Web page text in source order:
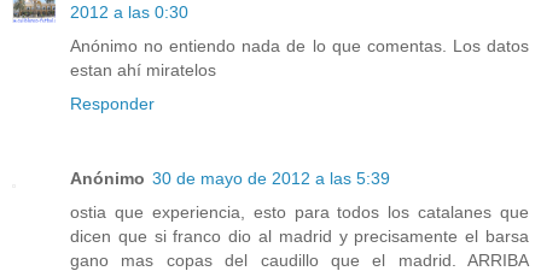
2012 a las 0:30
Anónimo no entiendo nada de lo que comentas. Los datos
estan ahí miratelos
Responder
Anónimo 30 de mayo de 2012 a las 5:39
ostia que experiencia, esto para todos los catalanes que
dicen que si franco dio al madrid y precisamente el barsa
gano mas copas del caudillo que el madrid. ARRIBA